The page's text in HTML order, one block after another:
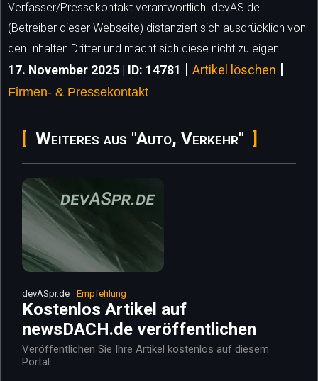
Verfasser/Pressekontakt verantwortlich. devAS.de
(Betreiber dieser Webseite) distanziert sich ausdrücklich von
den Inhalten Dritter und macht sich diese nicht zu eigen.
17. November 2025 | ID: 14781 | Artikel löschen |
Firmen- & Pressekontakt
Weiteres aus "Auto, Verkehr"
devASpr.de Empfehlung
Kostenlos Artikel auf
newsDACH.de veröffentlichen
Veröffentlichen Sie Ihre Artikel kostenlos auf diesem
Portal